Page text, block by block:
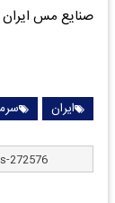
صنایع مس
ایران